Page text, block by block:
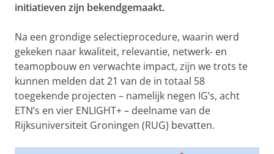
initiatieven zijn bekendgemaakt.
Na een grondige selectieprocedure, waarin werd
gekeken naar kwaliteit, relevantie, netwerk- en
teamopbouw en verwachte impact, zijn we trots te
kunnen melden dat 21 van de in totaal 58
toegekende projecten – namelijk negen IG’s, acht
ETN’s en vier ENLIGHT+ – deelname van de
Rijksuniversiteit Groningen (RUG) bevatten.